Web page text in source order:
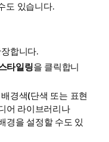
도 있습니다.
합니다.
타일링을 클릭합니
경색(단색 또는 표현
어 라이브러리나
경을 설정할 수도 있